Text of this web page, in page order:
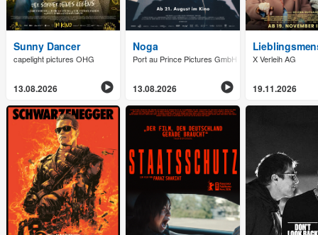
Sunny Dancer
capelight pictures OHG
13.08.2026
Noga
Port au Prince Pictures GmbH
13.08.2026
X Verleih AG
19.11.2026